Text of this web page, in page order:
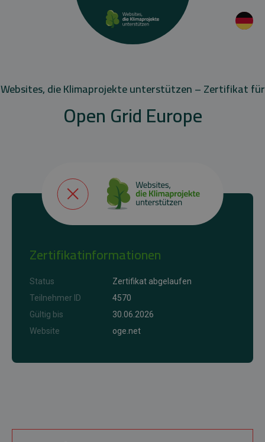
Websites, die Klimaprojekte unterstützen – Zertifikat für
Open Grid Europe
Zertifikatinformationen
Status
Zertifikat abgelaufen
Teilnehmer ID
4570
Gültig bis
30.06.2026
Website
oge.net